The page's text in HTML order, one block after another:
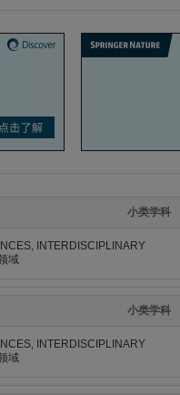
小类学科
INTERDISCIPLINARY
域
小类学科
INTERDISCIPLINARY
域